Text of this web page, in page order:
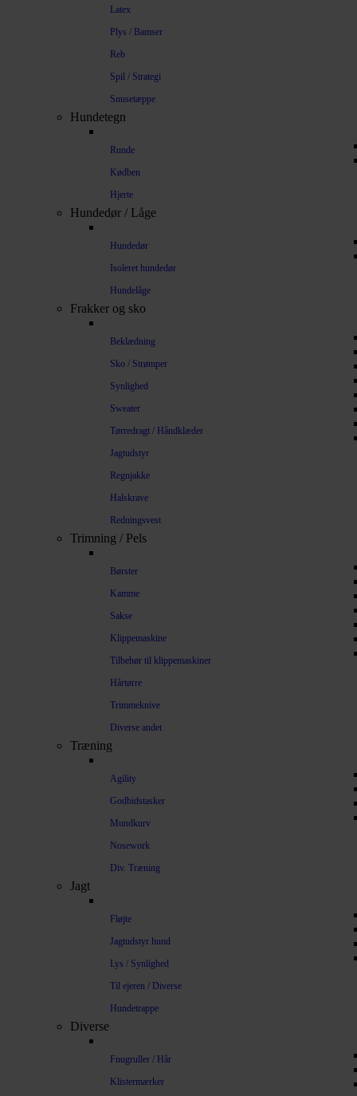
Latex
Plys / Bamser
Reb
Spil / Strategi
Snusetæppe
Hundetegn
Runde
Kødben
Hjerte
Hundedør / Låge
Hundedør
Isoleret hundedør
Hundelåge
Frakker og sko
Beklædning
Sko / Strømper
Synlighed
Sweater
Tørredragt / Håndklæder
Jagtudstyr
Regnjakke
Halskrave
Redningsvest
Trimning / Pels
Børster
Kamme
Sakse
Klippemaskine
Tilbehør til klippemaskiner
Hårtørre
Trimmeknive
Diverse andet
Træning
Agility
Godbidstasker
Mundkurv
Nosework
Div. Træning
Jagt
Fløjte
Jagtudstyr hund
Lys / Synlighed
Til ejeren / Diverse
Hundetrappe
Diverse
Fnugruller / Hår
Klistermærker